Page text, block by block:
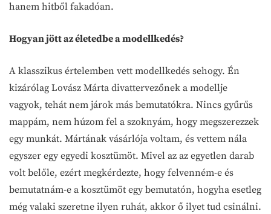
hanem hitből fakadóan.
Hogyan jött az életedbe a modellkedés?
A klasszikus értelemben vett modellkedés sehogy. Én
kizárólag Lovász Márta divattervezőnek a modellje
vagyok, tehát nem járok más bemutatókra. Nincs gyűrűs
mappám, nem húzom fel a szoknyám, hogy megszerezzek
egy munkát. Mártának vásárlója voltam, és vettem nála
egyszer egy egyedi kosztümöt. Mivel az az egyetlen darab
volt belőle, ezért megkérdezte, hogy felvenném-e és
bemutatnám-e a kosztümöt egy bemutatón, hogyha esetleg
még valaki szeretne ilyen ruhát, akkor ő ilyet tud csinálni.